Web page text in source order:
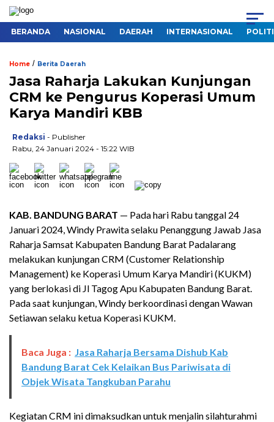
BERANDA NASIONAL DAERAH INTERNASIONAL
Home / Berita Daerah
Jasa Raharja Lakukan Kunjungan
CRM ke Pengurus Koperasi Umum
Karya Mandiri KBB
Redaksi - Publisher
Rabu, 24 Januari 2024 - 15:22 WIB
KAB. BANDUNG BARAT — Pada hari Rabu tanggal 24
Januari 2024, Windy Prawita selaku Penanggung Jawab Jasa
Raharja Samsat Kabupaten Bandung Barat Padalarang
melakukan kunjungan CRM (Customer Relationship
Management) ke Koperasi Umum Karya Mandiri (KUKM)
yang berlokasi di Jl Tagog Apu Kabupaten Bandung Barat.
Pada saat kunjungan, Windy berkoordinasi dengan Wawan
Setiawan selaku ketua Koperasi KUKM.
Baca Juga : Jasa Raharja Bersama Dishub Kab
Bandung Barat Cek Kelaikan Bus Pariwisata di
Objek Wisata Tangkuban Parahu
Kegiatan CRM ini dimaksudkan untuk menjalin silahturahmi